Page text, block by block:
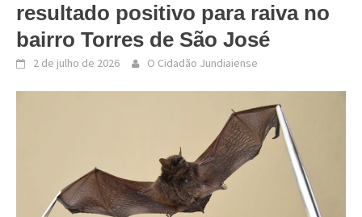
resultado positivo para raiva no
bairro Torres de São José
2 de julho de 2026 O Cidadão Jundiaiense